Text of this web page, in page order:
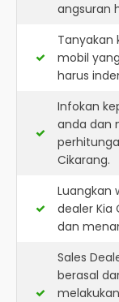
angsuran
Tanyakan
mobil
harus
Infokan
anda dan
Cikarang.
Luangkan
dealer Kia
dan
Sales
berasal